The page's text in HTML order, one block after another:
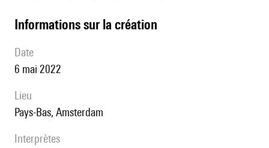
informations sur la création
date
6 mai 2022
lieu
Pays-Bas, Amsterdam
interprètes